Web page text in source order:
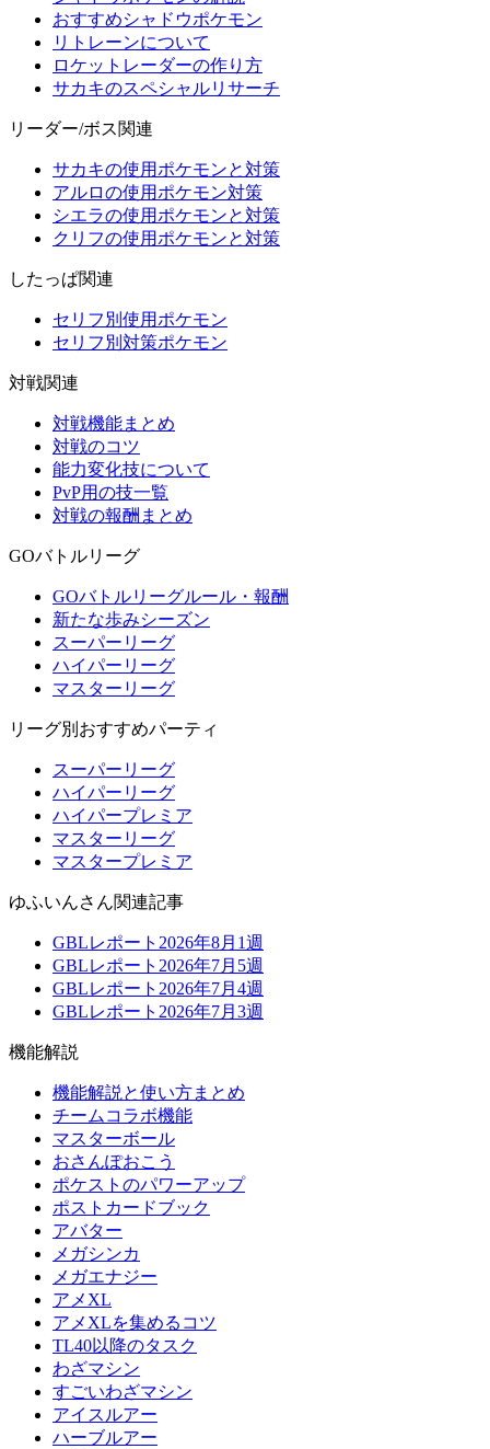
おすすめシャドウポケモン
リトレーンについて
ロケットレーダーの作り方
サカキのスペシャルリサーチ
リーダー/ボス関連
サカキの使用ポケモンと対策
アルロの使用ポケモン対策
シエラの使用ポケモンと対策
クリフの使用ポケモンと対策
したっぱ関連
セリフ別使用ポケモン
セリフ別対策ポケモン
対戦関連
対戦機能まとめ
対戦のコツ
能力変化技について
PvP用の技一覧
対戦の報酬まとめ
GOバトルリーグ
GOバトルリーグルール・報酬
新たな歩みシーズン
スーパーリーグ
ハイパーリーグ
マスターリーグ
リーグ別おすすめパーティ
スーパーリーグ
ハイパーリーグ
ハイパープレミア
マスターリーグ
マスタープレミア
ゆふいんさん関連記事
GBLレポート2026年8月1週
GBLレポート2026年7月5週
GBLレポート2026年7月4週
GBLレポート2026年7月3週
機能解説
機能解説と使い方まとめ
チームコラボ機能
マスターボール
おさんぽおこう
ポケストのパワーアップ
ポストカードブック
アバター
メガシンカ
メガエナジー
アメXL
アメXLを集めるコツ
TL40以降のタスク
わざマシン
すごいわざマシン
アイスルアー
ハーブルアー